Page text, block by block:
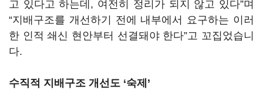
고 있다고 하는데 , 여전히 정리가 되지 않고 있다”며
“지배구조를 개선하기 전에 내부에서 요구하는 이러
한 인적 쇄신 현안부터 선결돼야 한다”고 꼬집었습니
다.
수직적 지배구조 개선도 ‘숙제 ’